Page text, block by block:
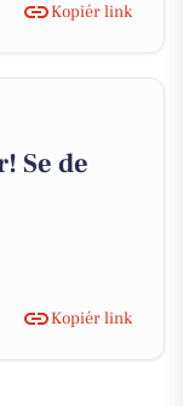
Kopiér link
Se de
Kopiér link